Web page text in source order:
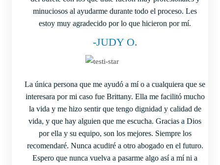
minuciosos al ayudarme durante todo el proceso. Les
estoy muy agradecido por lo que hicieron por mí.
-JUDY O.
La única persona que me ayudó a mí o a cualquiera que se
interesara por mi caso fue Brittany. Ella me facilitó mucho
la vida y me hizo sentir que tengo dignidad y calidad de
vida, y que hay alguien que me escucha. Gracias a Dios
por ella y su equipo, son los mejores. Siempre los
recomendaré. Nunca acudiré a otro abogado en el futuro.
Espero que nunca vuelva a pasarme algo así a mí ni a